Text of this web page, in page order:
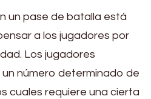
un pase de batalla está
a los jugadores por
Los jugadores
número determinado de
cuales requiere una cierta